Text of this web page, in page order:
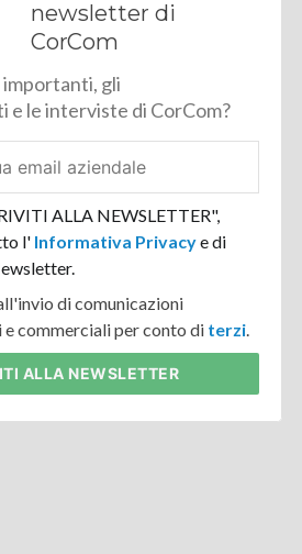
newsletter di
CorCom
importanti, gli
e le interviste di CorCom?
ALLA NEWSLETTER",
l' Informativa Privacye di
di comunicazioni
commerciali per conto di terzi.
ALLA NEWSLETTER